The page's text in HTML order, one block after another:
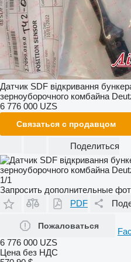
Датчик SDF відкривання
зерноуборочного комбайна
6 776 000 UZS
Связаться с продавцом
Поделиться
1/1
Запросить дополнительные
PDF
Пожаловаться
6 776 000 UZS
Цена без НДС